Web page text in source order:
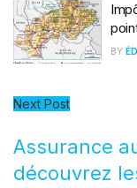
BY
Next Post
Assurance
découvrez